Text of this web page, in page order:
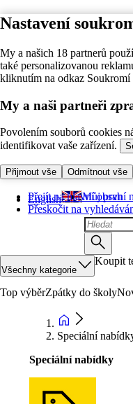
Nastavení
My a našich 18 partnerů
také personalizovanou
kliknutím na odkaz Soukromí
My a naši partneři
Povolením souborů cookies
identifikovat vaše zařízení.
Přijmout vše Odmítnout vše
Přejít na hlavní obsah
Přeskočit na
English Můj první
Všechny kategorie
Koupit
Top výběrZpátky do školy
Speciální
Speciální nabídky